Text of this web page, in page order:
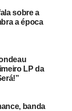
sobre a
a época
LP da
banda